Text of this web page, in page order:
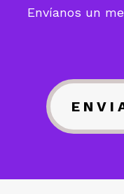
Envíanos un